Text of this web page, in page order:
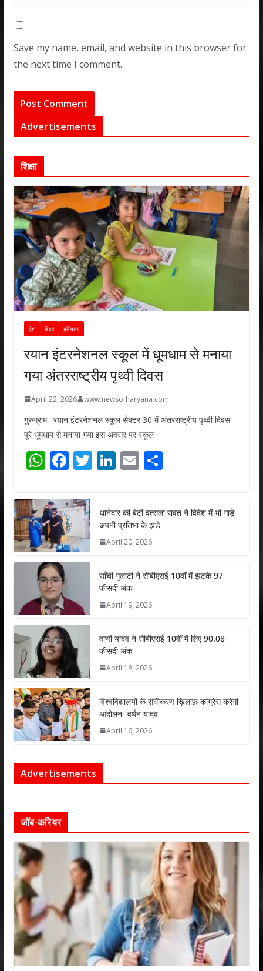
Save my name, email, and website in this browser for
the next time I comment.
Advertisements
शिक्षा
देश शिक्षा हरियाणा
रयान इंटरनेशनल स्कूल में धूमधाम से मनाया
गया अंतरराष्ट्रीय पृथ्वी दिवस
April 22, 2026 www.newsofharyana.com
गुरुग्राम : रयान इंटरनेशनल स्कूल सेक्टर 30 में अंतरराष्ट्रीय पृथ्वी दिवस
पूरे धूमधाम से मनाया गया इस अवसर पर स्कूल
W
at
s
A
p
p
F
e
b
o
o
T
er
Li
e
dI
E
l
S
e
थानेदार की बेटी वत्सला रावत ने विदेश में भी गाड़े
अपनी प्रतिभा के झंडे
April 20, 2026
साँची गुलाटी ने सीबीएसई 10वीं में झटके 97
फीसदी अंक
April 19, 2026
वाणी यादव ने सीबीएसई 10वीं में लिए 90.08
फीसदी अंक
April 18, 2026
विश्वविद्यालयों के संघीकरण ख़िलाफ़ कांग्रेस करेगी
आंदोलन- वर्धन यादव
April 16, 2026
Advertisements
जॉब-करियर